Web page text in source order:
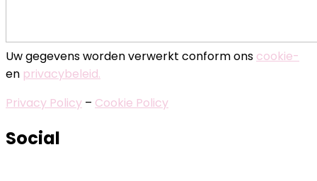
Uw gegevens worden verwerkt conform ons cookie-
en privacybeleid.
Privacy Policy – Cookie Policy
Social